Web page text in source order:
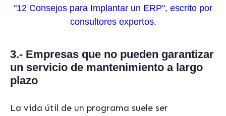
"12 Consejos para Implantar un ERP", escrito por
consultores expertos.
3.- Empresas que no pueden garantizar
un servicio de mantenimiento a largo
plazo
La vida útil de un programa suele ser